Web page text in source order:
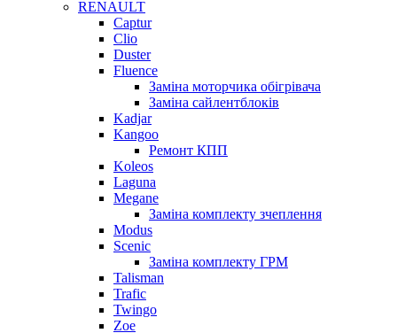
RENAULT
Captur
Clio
Duster
Fluence
Заміна моторчика обігрівача
Заміна сайлентблоків
Kadjar
Kangoo
Ремонт КПП
Koleos
Laguna
Megane
Заміна комплекту зчеплення
Modus
Scenic
Заміна комплекту ГРМ
Talisman
Trafic
Twingo
Zoe